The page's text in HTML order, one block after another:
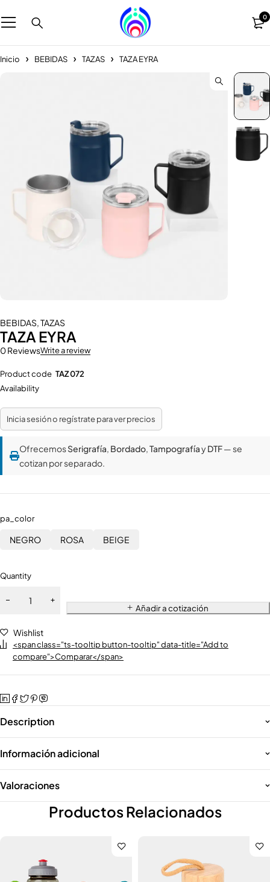
0
Inicio BEBIDAS TAZAS TAZA EYRA
BEBIDAS,TAZAS
TAZA EYRA
0 ReviewsWrite a review
Product code TAZ 072
Availability
Inicia sesión o regístrate para ver precios
OfrecemosSerigrafía, Bordado,TampografíayDTF— se
cotizan por separado.
pa_color
NEGRO ROSA BEIGE
Quantity
Añadir a cotización
Wishlist
<span class="ts-tooltip button-tooltip" data-title="Add to
compare">Comparar</span>
Description
Información adicional
Valoraciones
Productos Relacionados